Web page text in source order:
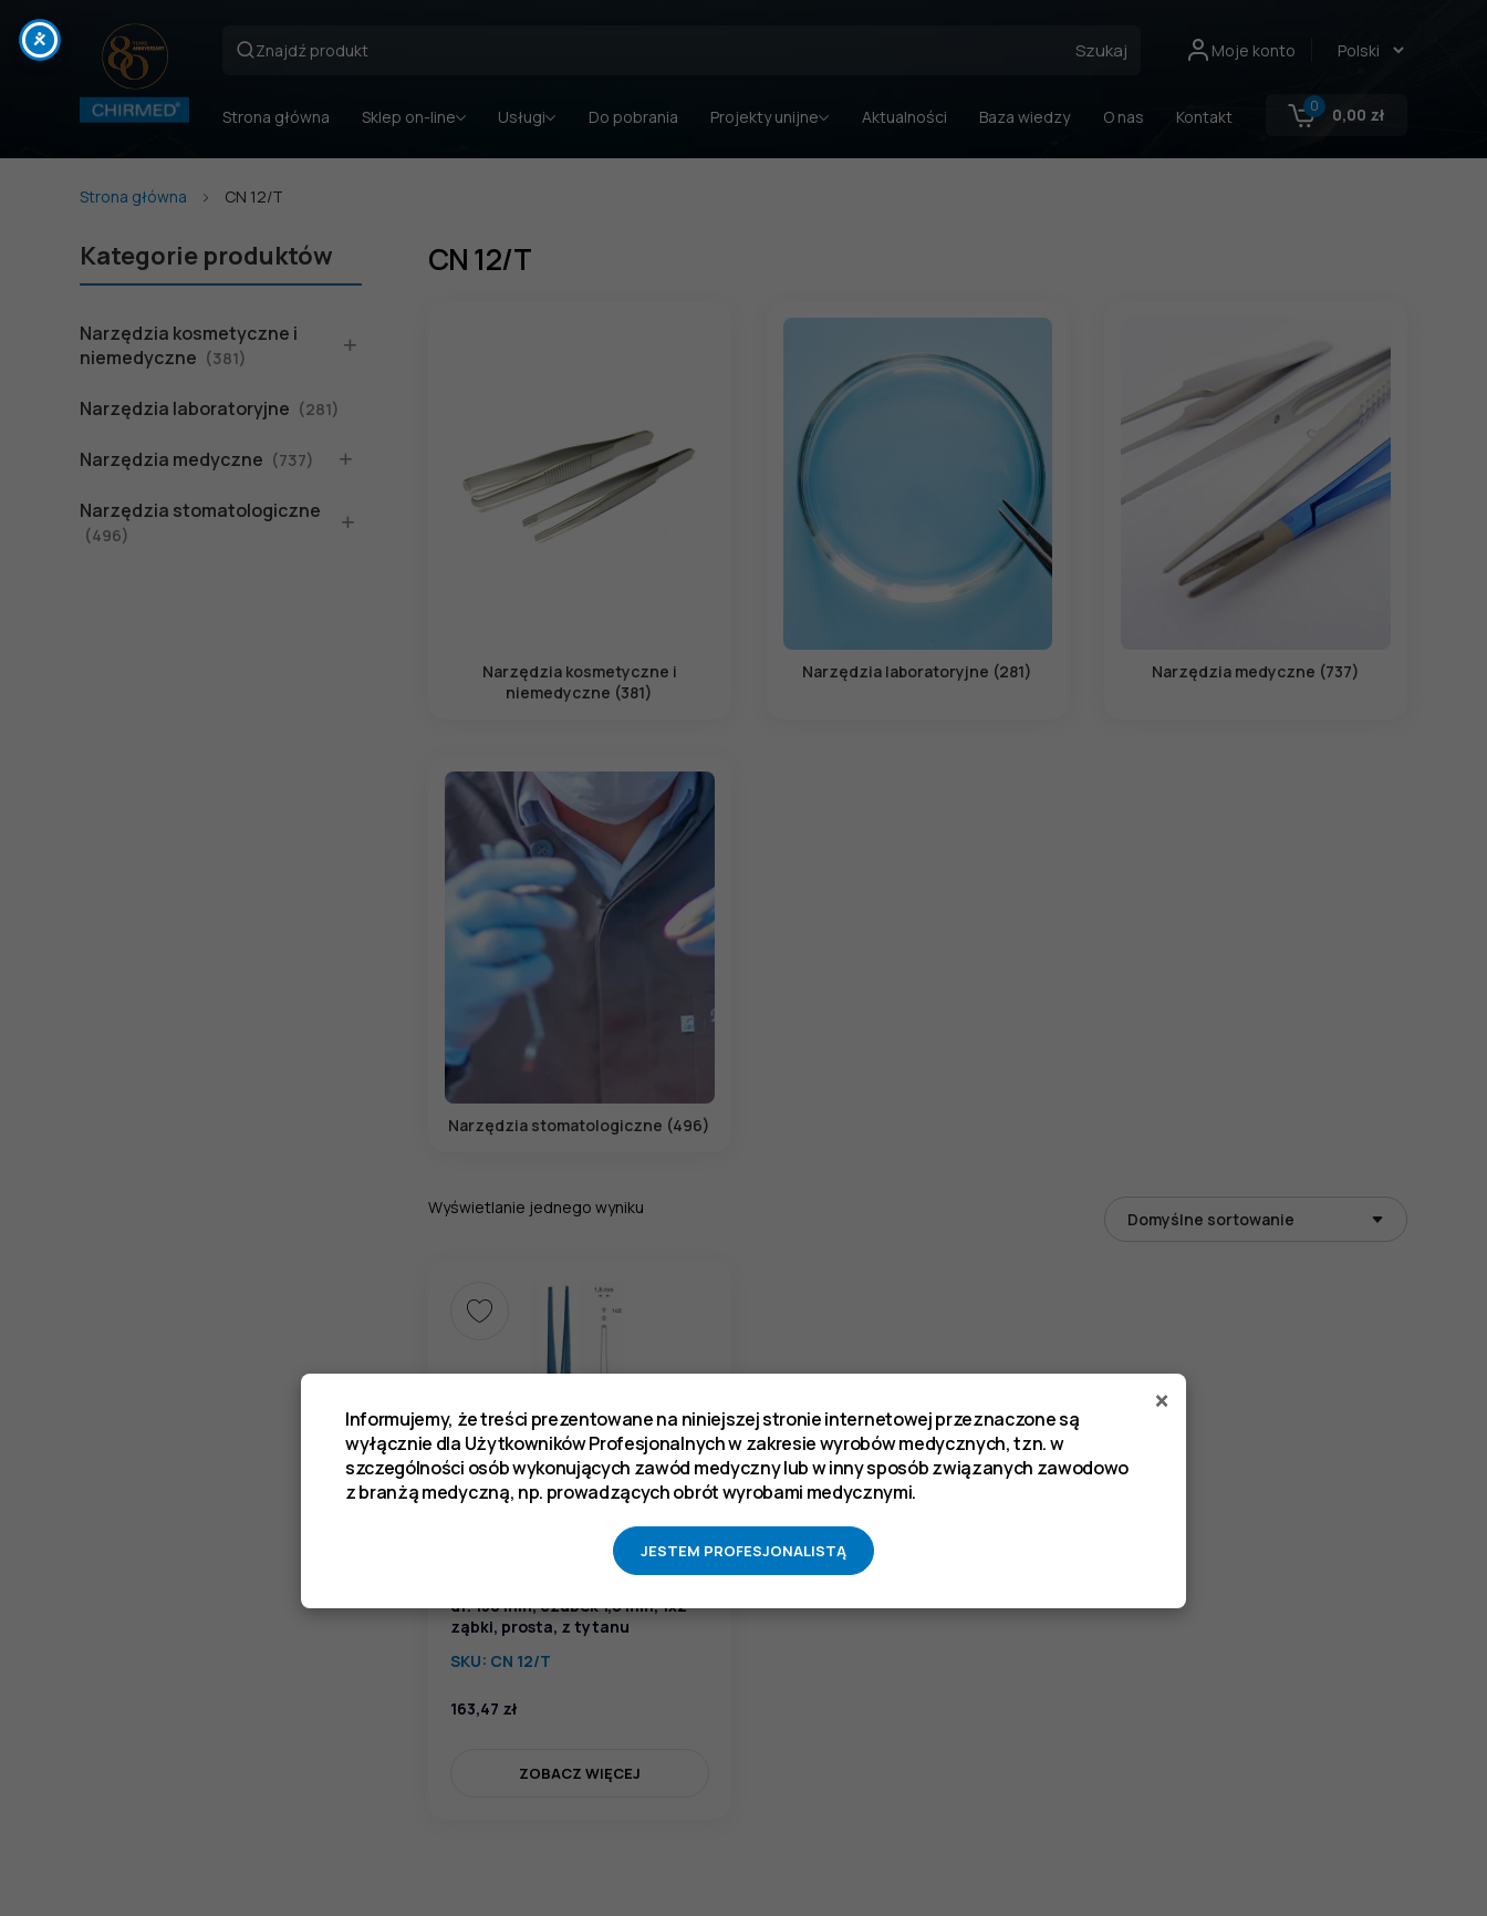
Szukaj Moje konto
Strona główna Sklep on-line Usługi Do pobrania Projekty unijne Aktualności Baza wiedzy O nas Kontakt
0 0,00 zł
Strona główna CN 12/T
Kategorie produktów
Narzędzia kosmetyczne i
niemedyczne (381)
Narzędzia laboratoryjne (281)
Narzędzia medyczne (737)
Narzędzia stomatologiczne
(496)
CN 12/T
Narzędzia kosmetyczne i
niemedyczne (381)
Narzędzia laboratoryjne (281) Narzędzia medyczne (737)
Narzędzia stomatologiczne (496)
Wyświetlanie jednego wyniku
dł. 130 mm, czubek 1,8 mm, 1x2
ząbki, prosta, z tytanu
SKU: CN 12/T
163,47 zł
ZOBACZ WIĘCEJ
×
Informujemy, że treści prezentowane na niniejszej stronie internetowej przeznaczone są
wyłącznie dla Użytkowników Profesjonalnych w zakresie wyrobów medycznych, tzn. w
szczególności osób wykonujących zawód medyczny lub w inny sposób związanych zawodowo
z branżą medyczną, np. prowadzących obrót wyrobami medycznymi.
JESTEM PROFESJONALISTĄ